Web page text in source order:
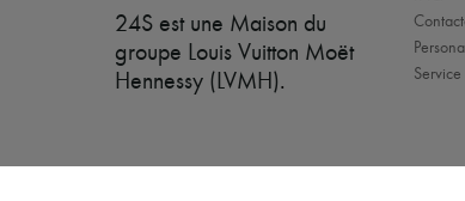
24S est une Maison du
groupe Louis Vuitton Moët
Hennessy (LVMH).
Service